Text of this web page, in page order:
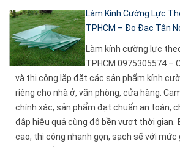
Làm Kính Cường Lực
TPHCM – Đo Đạc Tận
Làm kính cường lực
TPHCM 0975305574 –
và thi công lắp đặt các sản phẩm kính
riêng cho nhà ở, văn phòng, cửa hàng.
chính xác, sản phẩm đạt chuẩn an toàn,
đập hiệu quả cùng độ bền vượt thời gian.
cao, thi công nhanh gọn, sạch sẽ với